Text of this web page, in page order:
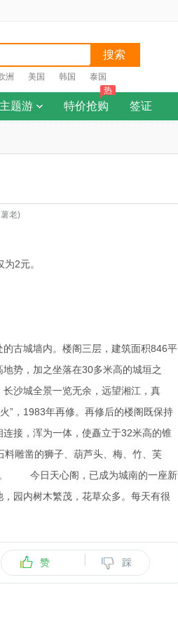
搜索
洲 美国 韩国 泰国
主题游 特价抢购
热
签证
老)
2元。
古城墙内。楼阁三层，建筑面积846平
势，加之坐落在30多米高的城垣之
沙城全景一览无余，远望湘江，真
，1983年再修。再修后的楼阁既保持
接，浑为一体，使矗立于32米高的锥
雕凿的狮子、葫芦头、梅、竹、芙
。 今日天心阁，已成为城南的一座新
园内树木繁茂，花草众多。每天有很
赞 踩